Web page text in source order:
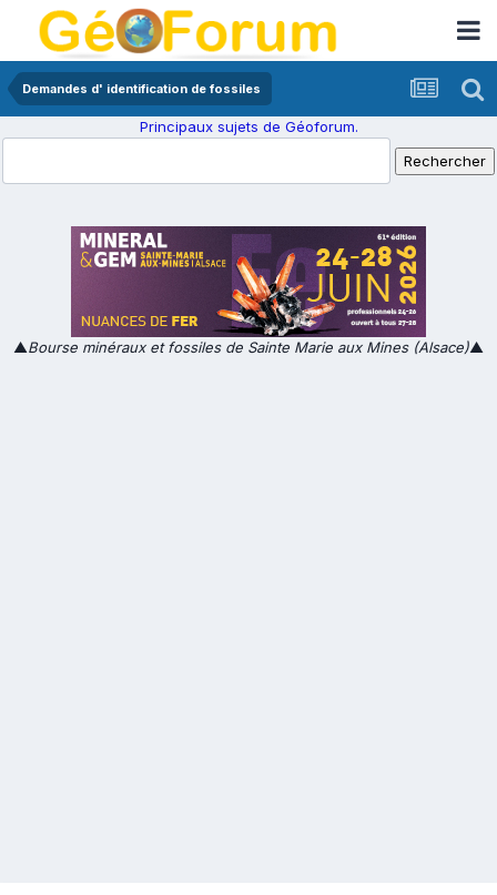
Demandes d' identification de fossiles
Principaux sujets de Géoforum.
▲Bourse minéraux et fossiles de Sainte Marie aux Mines (Alsace)▲